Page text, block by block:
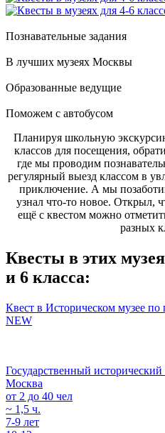
Познавательные задания
В лучших музеях Москвы
Образованные ведущие
Поможем с автобусом
Планируя школьную
классов для посещения,
где мы проводим
регулярный выезд классом в
приключение. А мы
узнал что-то новое. Открыл,
ещё с квестом можно
разных
Квесты в этих
и 6 класса:
Квест в Историческом музее
NEW
Государственный
Москва
от 2 до 40 чел
~ 1,5 ч.
7-9 лет